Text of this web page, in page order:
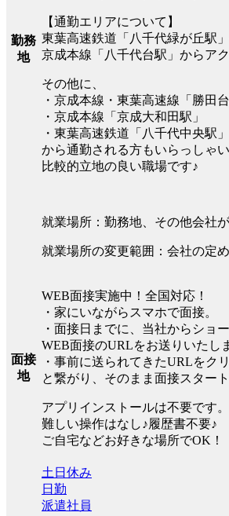
勤務
地
【通勤エリアについて】
東葉高速鉄道「八千代緑が丘駅」
京成本線「八千代台駅」からア
その他に、
・京成本線・東葉高速線「勝田台
・京成本線「京成大和田駅」
・東葉高速鉄道「八千代中央駅」
から通勤される方もいらっしゃい
比較的立地の良い職場です♪
就業場所：勤務地、その他会社
就業場所の変更範囲：会社の定
面接
地
WEB面接実施中！全国対応！
・家にいながらスマホで面接。
・面接日までに、当社からショ
WEB面接のURLをお送りいたし
・事前に送られてきたURLをク
と繋がり、そのまま面接スター
アプリインストールは不要です。
難しい操作はなし♪履歴書不要♪
ご自宅などお好きな場所でOK！
土日休み
日勤
派遣社員